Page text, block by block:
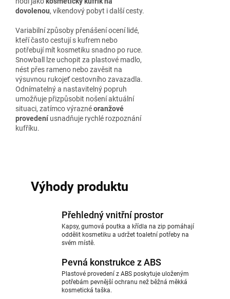
dovolenou, víkendový pobyt i další cesty.
Variabilní způsoby přenášení ocení lidé,
kteří často cestují s kufrem nebo
potřebují mít kosmetiku snadno po ruce.
Snowball lze uchopit za plastové madlo,
nést přes rameno nebo zavěsit na
výsuvnou rukojeť cestovního zavazadla.
Odnímatelný a nastavitelný popruh
umožňuje přizpůsobit nošení aktuální
situaci, zatímco výraznéoranžové
provedení usnadňuje rychlé rozpoznání
kufříku.
Výhody produktu
Přehledný vnitřní prostor
Kapsy, gumová poutka a křídla na zip pomáhají
oddělit kosmetiku a udržet toaletní potřeby na
svém místě.
Pevná konstrukce z ABS
Plastové provedení z ABS poskytuje uloženým
potřebám pevnější ochranu než běžná měkká
kosmetická taška.